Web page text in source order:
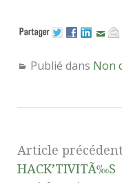
Publié dans Non
Article
HACK’TIVITÃ‰S